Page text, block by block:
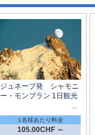
ジュネーブ発 シャモニ
ー・モンブラン 1日観光
1名様あたり料金
105.00CHF ～